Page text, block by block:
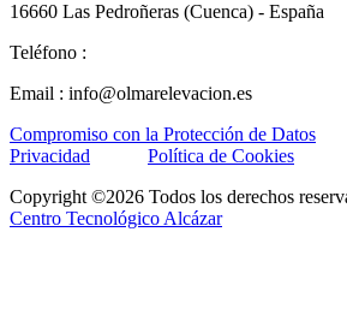
16660 Las Pedroñeras (Cuenca) - España
Teléfono :
Email : info@olmarelevacion.es
Compromiso con la Protección de Datos
Privacidad
Política de Cookies
Copyright ©2026 Todos los derechos
Centro Tecnológico Alcázar